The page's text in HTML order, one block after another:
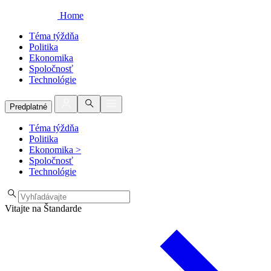
Home
Téma týždňa
Politika
Ekonomika
Spoločnosť
Technológie
Predplatné
Téma týždňa
Politika
Ekonomika >
Spoločnosť
Technológie
Vitajte na Štandarde